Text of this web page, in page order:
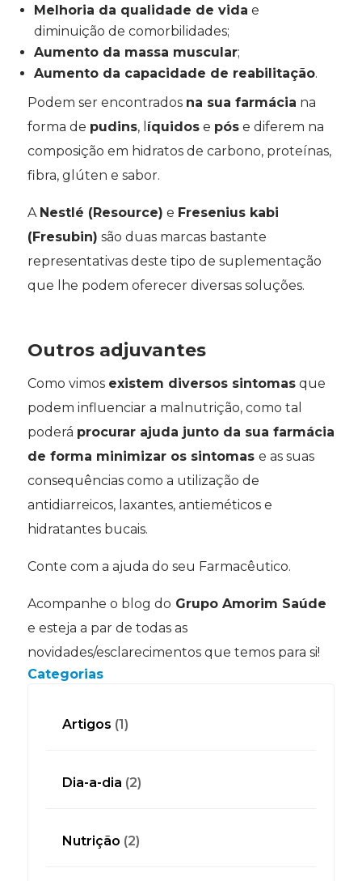
Melhoria da qualidade de vida e
diminuição de comorbilidades;
Aumento da massa muscular;
Aumento da capacidade de reabilitação.
Podem ser encontrados na sua farmácia na
forma de pudins, l íquidose póse diferem na
composição em hidratos de carbono, proteínas,
fibra, glúten e sabor.
A Nestlé (Resource) e Fresenius kabi
(Fresubin) são duas marcas bastante
representativas deste tipo de suplementação
que lhe podem oferecer diversas soluções.
Outros adjuvantes
Como vimos existem diversos sintomasque
podem influenciar a malnutrição, como tal
poderá procurar ajuda junto da sua farmácia
de forma minimizar os sintomas e as suas
consequências como a utilização de
antidiarreicos, laxantes, antieméticos e
hidratantes bucais.
Conte com a ajuda do seu Farmacêutico.
Acompanhe o blog do Grupo Amorim Saúde
e esteja a par de todas as
novidades/esclarecimentos que temos para si!
Categorias
Artigos (1)
Dia-a-dia (2)
Nutrição (2)